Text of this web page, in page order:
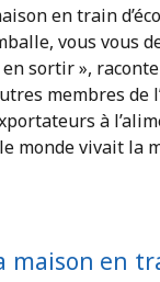
en train
vous vous
sortir »,
membres de
à
monde vivait la
maison en